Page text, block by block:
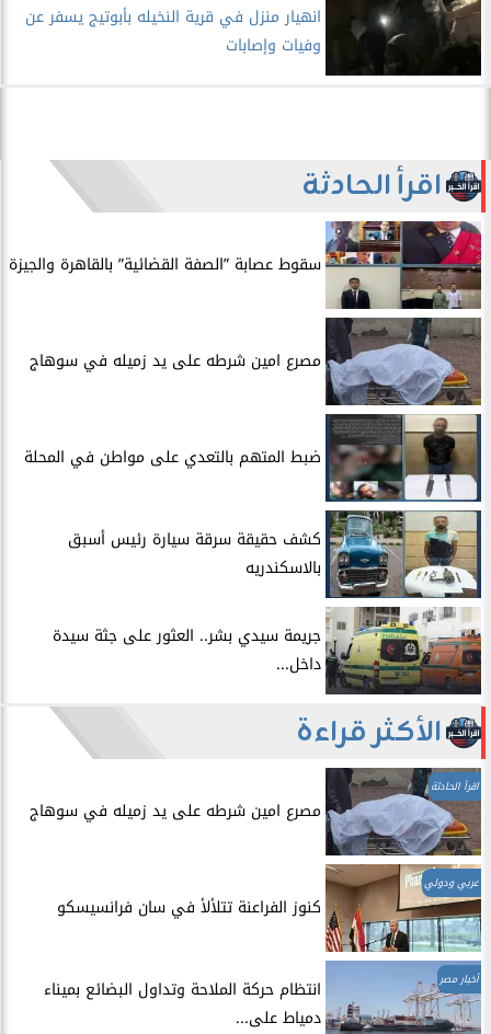
انهيار منزل في قرية النخيله بأبوتيج يسفر عن
وفيات وإصابات
اقرأ الحادثة
سقوط عصابة ”الصفة القضائية” بالقاهرة والجيزة
مصرع امين شرطه على يد زميله في سوهاج
​ضبط المتهم بالتعدي على مواطن في المحلة
​كشف حقيقة سرقة سيارة رئيس أسبق
بالاسكندريه
​جريمة سيدي بشر.. العثور على جثة سيدة
داخل...
الأكثر قراءة
اقرأ الحادثة
مصرع امين شرطه على يد زميله في سوهاج
عربي ودولي
​كنوز الفراعنة تتلألأ في سان فرانسيسكو
أخبار مصر
انتظام حركة الملاحة وتداول البضائع بميناء
دمياط على...